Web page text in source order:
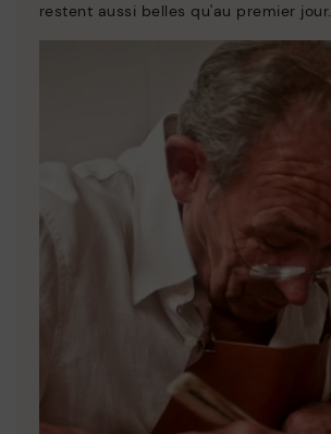
restent aussi belles qu'au premier jour.